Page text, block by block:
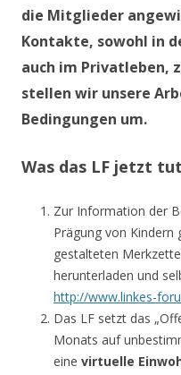
die Mitglieder
Kontakte, sowohl in
auch im Privatleben,
stellen wir unsere
Bedingungen um.
Was das LF jetzt tut
Zur Information der
Prägung von Kindern
gestalteten
herunterladen und
http://www.linkes-
Das LF setzt das
Monats auf
eine virtuelle